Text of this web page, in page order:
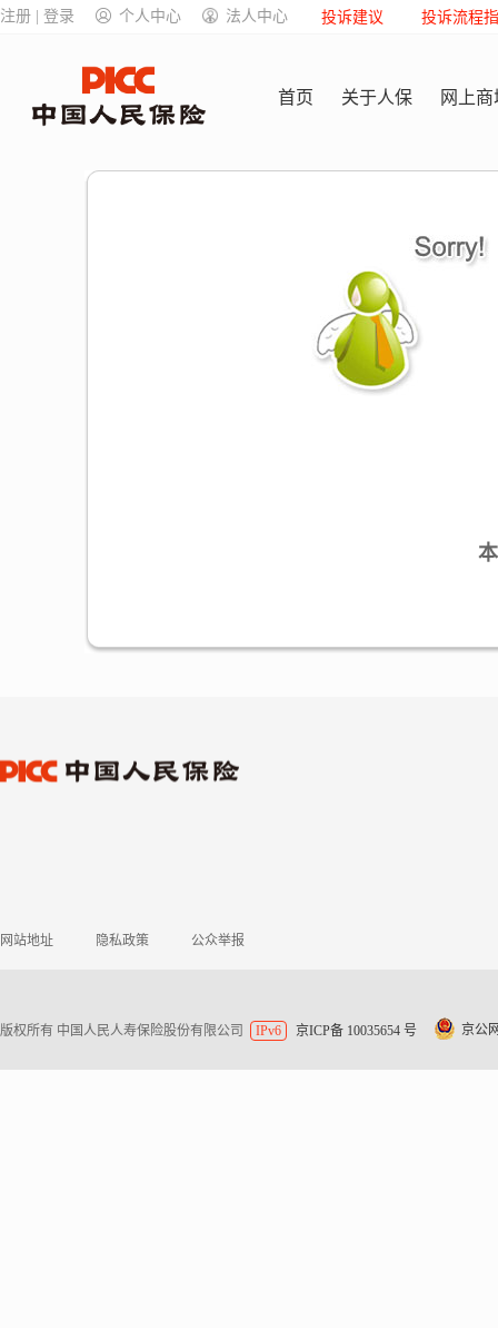
注册 | 登录 个人中心 法人中心 投诉建议 投诉流程
首页 关于人保 网上商
网站地址 隐私政策 公众举报
版权所有 中国人民人寿保险股份有限公司 IPv6 京ICP备 10035654 号 京公